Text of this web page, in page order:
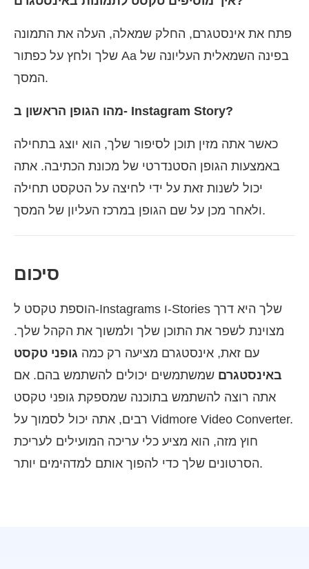
פתח את אינסטגרם, החלק שמאלה, העלה את התמונה
שלך ולחץ על כפתור Aa בפינה השמאלית העליונה של
המסך.
מהו הגופן הראשון ב- Instagram Story?
כאשר אתה מזין תוכן לסיפור שלך, הוא יוצג בתחילה
באמצעות הגופן הסטנדרטי של מכונת הכתיבה. אתה
יכול לשנות זאת על ידי לחיצה על הטקסט תחילה
ולאחר מכן על שם הגופן במרכז העליון של המסך.
סיכום
הוספת טקסט ל-Instagrams ו-Stories שלך היא דרך
מצוינת לשפר את התוכן שלך ולמשוך את הקהל שלך.
עם זאת, אינסטגרם מציעה רק כמה גופני טקסט
באינסטגרם שמשתמשים יכולים להשתמש בהם. אם
אתה רוצה להשתמש בתוכנה שמספקת גופני טקסט
רבים, אתה יכול לסמוך על Vidmore Video Converter.
חוץ מזה, הוא מציע כלי עריכה המועילים לעריכת
הסרטונים שלך כדי להפוך אותם למדהימים יותר.